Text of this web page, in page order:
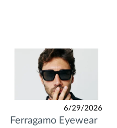
6/29/2026
Ferragamo Eyewear